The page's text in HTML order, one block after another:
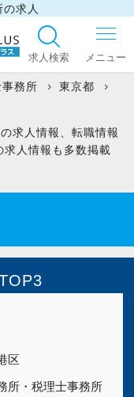
求人
求人検索
務所
東京都
求人情報、転職情報
人情報も多数掲載
区
所・税理士事務所